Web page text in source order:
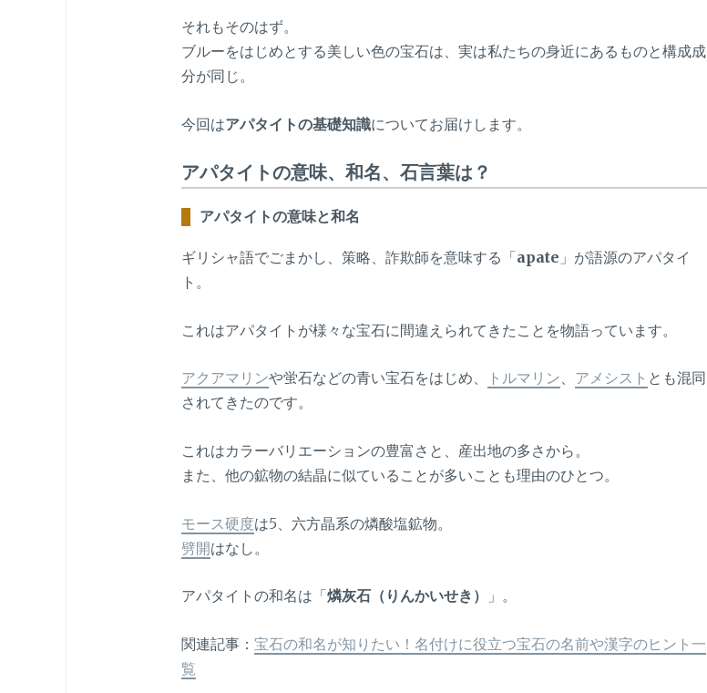
それもそのはず。
ブルーをはじめとする美しい色の宝石は、実は私たちの身近にあるものと構成成
分が同じ。
今回はアパタイトの基礎知識についてお届けします。
アパタイトの意味、和名、石言葉は？
アパタイトの意味と和名
ギリシャ語でごまかし、策略、詐欺師を意味する「apate 」が語源のアパタイ
ト。
これはアパタイトが様々な宝石に間違えられてきたことを物語っています。
アクアマリンや蛍石などの青い宝石をはじめ、 トルマリン、 アメシスト とも混同
されてきたのです。
これはカラーバリエーションの豊富さと、産出地の多さから。
また、他の鉱物の結晶に似ていることが多いことも理由のひとつ。
モース硬度は5、六方晶系の燐酸塩鉱物。
劈開はなし。
アパタイトの和名は「燐灰石（りんかいせき） 」。
関連記事： 宝石の和名が知りたい！名付けに役立つ宝石の名前や漢字のヒント一
覧